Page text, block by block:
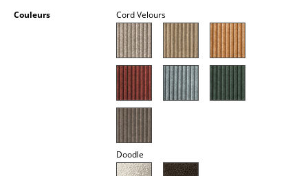
Lits simples
Tables de chevet et Accessoires de lit
... voir tous les lits
Couleurs Cord Velours
Doodle